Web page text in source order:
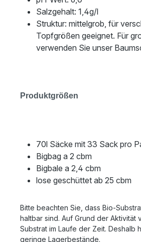
Salzgehalt: 1,4g/l
Struktur: mittelgrob, für
Topfgrößen geeignet. Für
verwenden Sie unser
Produktgrößen
70l Säcke mit 33 Sack pro
Bigbag a 2 cbm
Bigbale a 2,4 cbm
lose geschüttet ab 25 cbm
Bitte beachten Sie, dass Bio-
haltbar sind. Auf Grund der Aktivität
Substrat im Laufe der Zeit. Deshalb
geringe Lagerbestände.